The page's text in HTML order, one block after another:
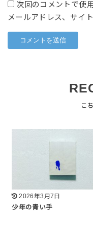
次回のコメントで使
メールアドレス、サイ
2026年3月7日
少年の青い手